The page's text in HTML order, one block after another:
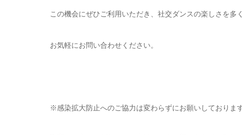
この機会にぜひご利用いただき、社交ダンスの楽しさを多
お気軽にお問い合わせください。
※感染拡大防止へのご協力は変わらずにお願いしております